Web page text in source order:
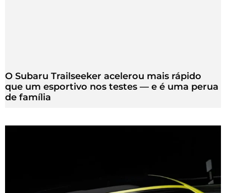
O Subaru Trailseeker acelerou mais rápido
que um esportivo nos testes — e é uma perua
de família